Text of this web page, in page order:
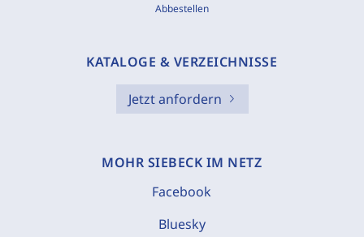
Abbestellen
KATALOGE & VERZEICHNISSE
Jetzt anfordern
MOHR SIEBECK IM NETZ
Facebook
Bluesky